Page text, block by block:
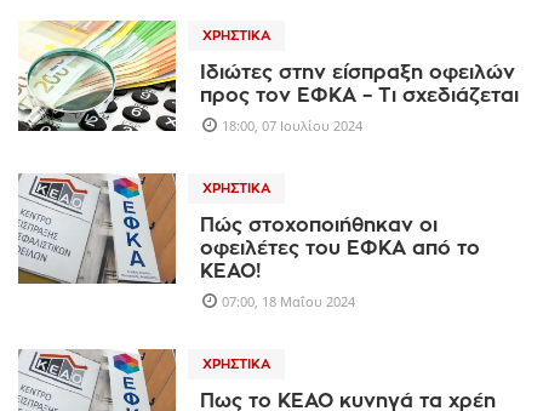
ΧΡΗΣΤΙΚΆ
Ιδιώτες στην είσπραξη οφειλών
προς τον ΕΦΚΑ – Τι σχεδιάζεται
18:00, 07 Ιουλίου 2024
ΧΡΗΣΤΙΚΆ
Πώς στοχοποιήθηκαν οι
οφειλέτες του ΕΦΚΑ από το
ΚΕΑΟ!
07:00, 18 Μαΐου 2024
ΧΡΗΣΤΙΚΆ
Πως το ΚΕΑΟ κυνηγά τα χρέη